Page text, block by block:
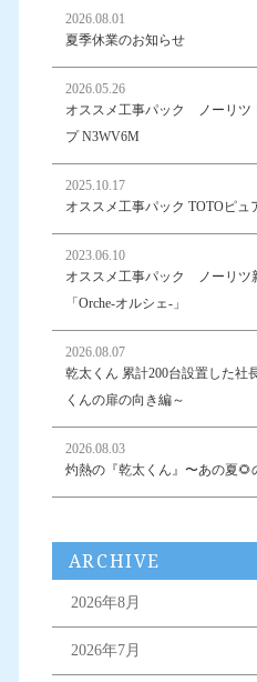
2026.08.01
夏季休業のお知らせ
2026.05.26
オススメ工事パック ノーリツ
プ N3WV6M
2025.10.17
オススメ工事パック TOTOピュ
2023.06.10
オススメ工事パック ノーリツ
「Orche-オルシェ-」
2026.08.07
乾太くん 累計200台設置した社
くんの扉の向き編～
2026.08.03
灼熱の『乾太くん』〜あの夏🌻
ARCHIVE
2026年8月
2026年7月